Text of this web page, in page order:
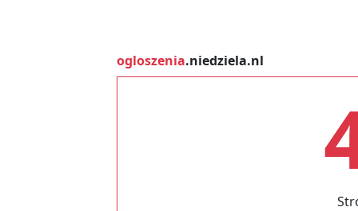
ogloszenia.niedziela.nl